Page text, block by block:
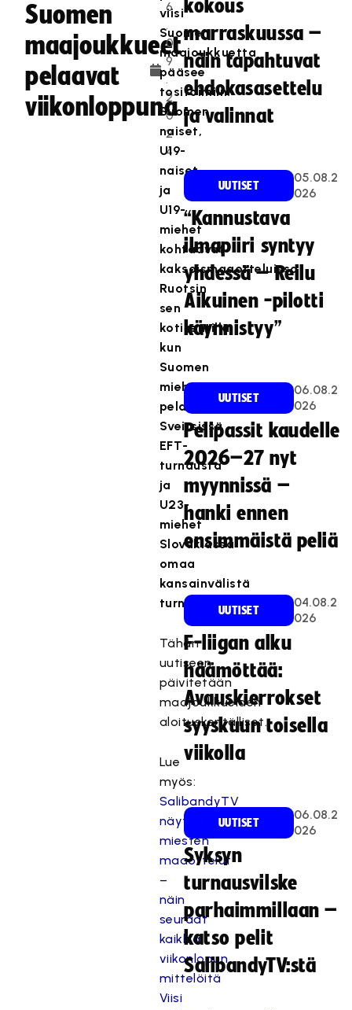
Suomen
maajoukkueet
pelaavat
viikonloppuna
6
.
0
9
.
2
0
2
4
viisi
Suomen
maajoukkuetta
pääsee
tositoimiin.
Suomen
naiset,
U19-
naiset
ja
U19-
miehet
kohtaavat
kaksoismaaotteluissa
Ruotsin
sen
kotikentillä,
kun
Suomen
miehet
pelaavat
Sveitsissä
EFT-
turnausta
ja
U23-
miehet
Slovakiassa
omaa
kansainvälistä
turnaustaan.
Tähän
uutiseen
päivitetään
maajoukkueiden
aloituskentälliset.
Lue
myös:
SalibandyTV
näyttää
miesten
maaottelut
–
näin
seuraat
kaikkia
viikonlopun
mittelöitä
Viisi
kokous
marraskuussa –
näin tapahtuvat
ehdokasasettelu
ja valinnat
UUTISET
05.08.2
026
“Kannustava
ilmapiiri syntyy
yhdessä – Reilu
Aikuinen -pilotti
käynnistyy”
UUTISET
06.08.2
026
Pelipassit kaudelle
2026–27 nyt
myynnissä –
hanki ennen
ensimmäistä peliä
UUTISET
04.08.2
026
F-liigan alku
häämöttää:
Avauskierrokset
syyskuun toisella
viikolla
UUTISET
06.08.2
026
Syksyn
turnausvilske
parhaimmillaan –
katso pelit
SalibandyTV:stä